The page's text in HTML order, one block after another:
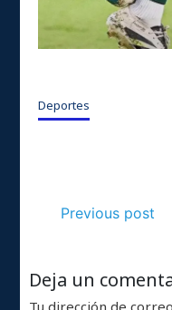
Deportes
Previous post
Deja un